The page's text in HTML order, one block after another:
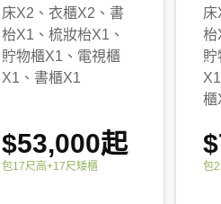
床X2、衣櫃X2、書
枱X1、梳妝枱X1、
貯物櫃X1、電視櫃
X1、書櫃X1
$53,000起
包17尺高+17尺矮櫃
床
枱
貯
櫃
包